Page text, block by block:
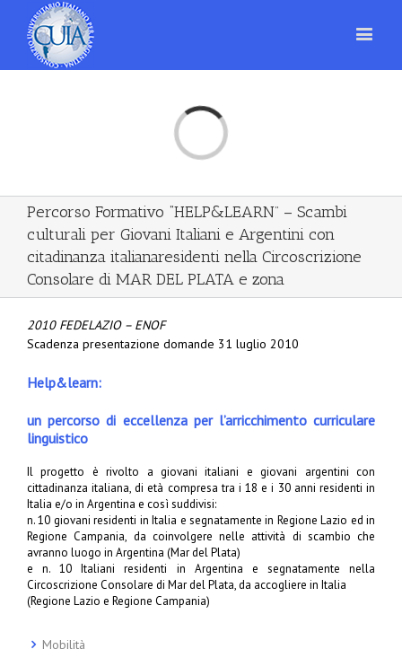
Loading...
Percorso Formativo “HELP&LEARN” – Scambi
culturali per Giovani Italiani e Argentini con
citadinanza italianaresidenti nella Circoscrizione
Consolare di MAR DEL PLATA e zona
2010 FEDELAZIO – ENOF
Scadenza presentazione domande 31 luglio 2010
Help&learn:
un percorso di eccellenza per l’arricchimento curriculare
linguistico
Il progetto è rivolto a giovani italiani e giovani argentini con
cittadinanza italiana, di età compresa tra i 18 e i 30 anni residenti in
Italia e/o in Argentina e così suddivisi:
n. 10 giovani residenti in Italia e segnatamente in Regione Lazio ed in
Regione Campania, da coinvolgere nelle attività di scambio che
avranno luogo in Argentina (Mar del Plata)
e n. 10 Italiani residenti in Argentina e segnatamente nella
Circoscrizione Consolare di Mar del Plata, da accogliere in Italia
(Regione Lazio e Regione Campania)
Mobilità